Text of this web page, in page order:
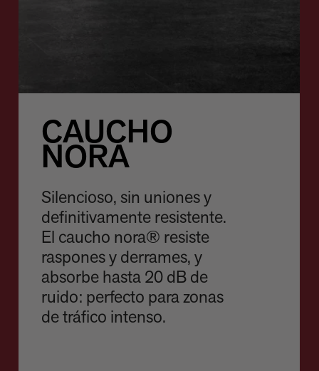
CAUCHO
NORA
Silencioso, sin uniones y
definitivamente resistente.
El caucho nora® resiste
raspones y derrames, y
absorbe hasta 20 dB de
ruido: perfecto para zonas
de tráfico intenso.